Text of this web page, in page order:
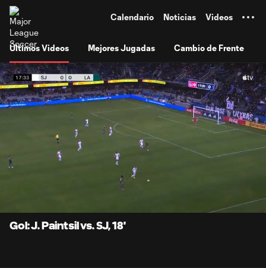
Calendario Noticias Videos
Últimos Videos Mejores Jugadas Cambio de Frente
0:07 Loaded
75.87%
Gol: J. Paintsil vs. SJ, 18'